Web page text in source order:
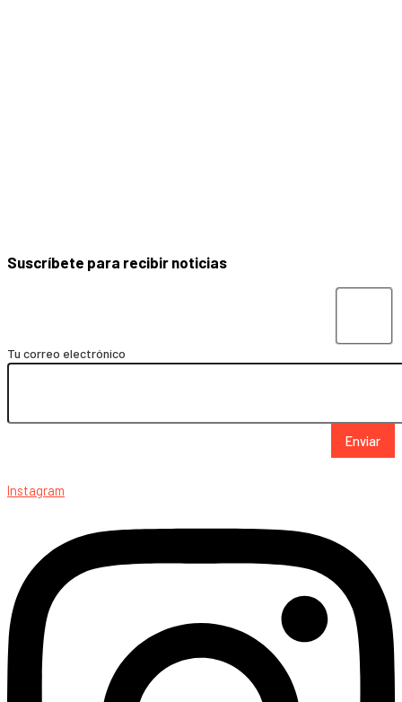
Suscríbete para recibir noticias
Tu correo electrónico
Enviar
Instagram